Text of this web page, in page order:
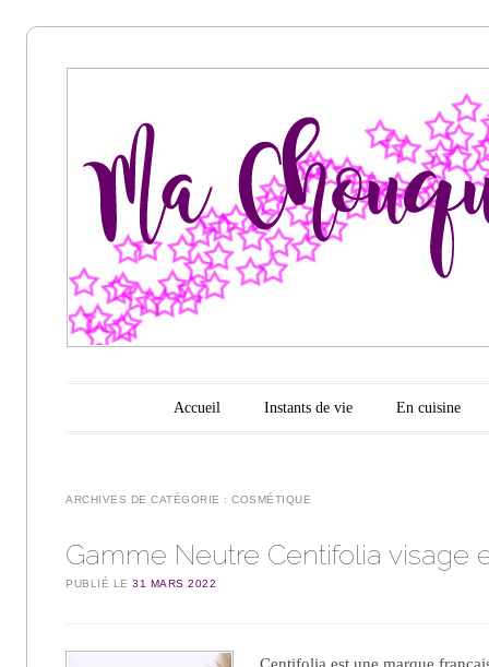
Ma
chouquette
d'amour
Menu principal
Aller au contenu
Accueil Instants de vie En cuisine
ARCHIVES DE CATÉGORIE :COSMÉTIQUE
Gamme Neutre Centifolia visage
PUBLIÉ LE31 MARS 2022